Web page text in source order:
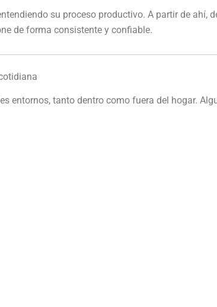
su proceso productivo. A partir de ahí,
de forma consistente y confiable.
entornos, tanto dentro como fuera del hogar.